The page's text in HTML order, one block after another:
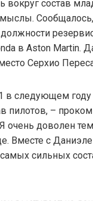
вокруг состав
в Aston Martin.
Серхио
в следующем году
пилотов, –
очень доволен
Вместе с
сильных